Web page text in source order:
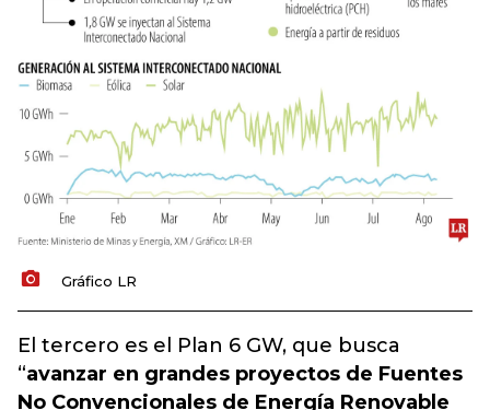
Gráfico LR
El tercero es el Plan 6 GW, que busca
“avanzar en grandes proyectos de Fuentes
No Convencionales de Energía Renovable